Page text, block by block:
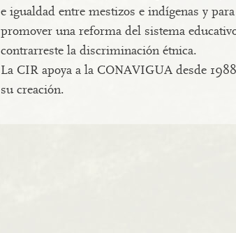
e igualdad entre mestizos e indígenas y para
promover una reforma del sistema
contrarreste la discriminación étnica.
La CIR apoya a la CONAVIGUA desde
su creación.